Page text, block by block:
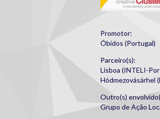
Promotor:
Óbidos (Portugal)
Parceiro(s):
Lisboa (INTELI-
Hódmezovásárhel
Outro(s)
Grupo de Ação